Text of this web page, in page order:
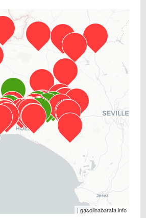
| gasolinabarata.info